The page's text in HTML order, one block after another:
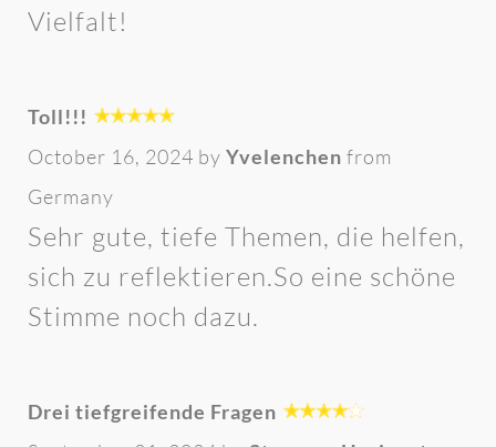
Vielfalt!
Toll!!!
October 16, 2024 by Yvelenchen from
Germany
Sehr gute, tiefe Themen, die helfen,
sich zu reflektieren.So eine schöne
Stimme noch dazu.
Drei tiefgreifende Fragen